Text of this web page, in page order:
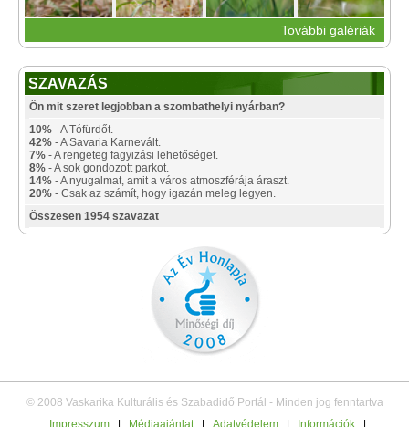
További galériák
SZAVAZÁS
Ön mit szeret legjobban a szombathelyi nyárban?
10% - A Tófürdőt.
42% - A Savaria Karnevált.
7% - A rengeteg fagyizási lehetőséget.
8% - A sok gondozott parkot.
14% - A nyugalmat, amit a város atmoszférája áraszt.
20% - Csak az számít, hogy igazán meleg legyen.
Összesen 1954 szavazat
© 2008 Vaskarika Kulturális és Szabadidő Portál - Minden jog fenntartva
Impresszum
Médiaajánlat Adatvédelem Információk